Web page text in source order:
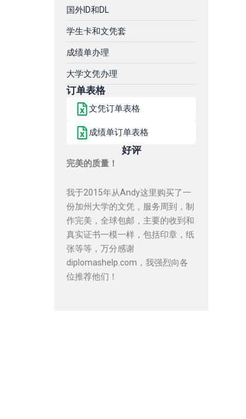
国外ID和DL
学生卡和文凭套
成绩单办理
大学文凭办理
订单表格
文凭订单表格
成绩单订单表格
好评
完美的质量！
我于2015年从Andy这里购买了一
份加州大学的文凭，服务周到，制
作完美，全球包邮，主要的收到和
真实证书一模一样，包括印章，纸
张等等，万分感谢
diplomashelp.com，我强烈向各
位推荐他们！